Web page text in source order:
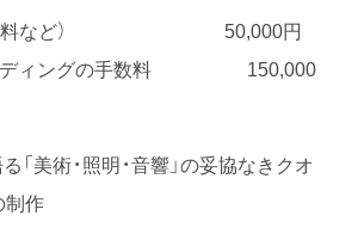
通信料など） 50,000円
ンディングの手数料 150,000
「美術・照明・音響」の妥協なきクオ
制作